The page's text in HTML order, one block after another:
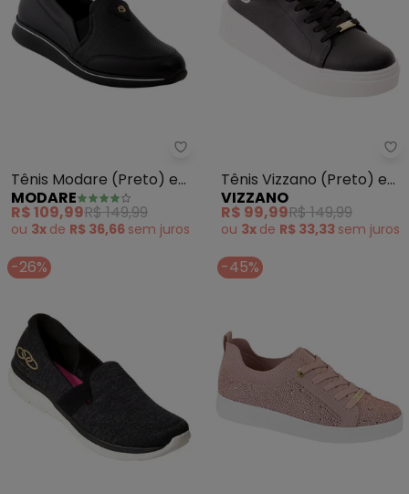
Modare - Tênis Modare
Tênis Modare (Preto) em
Sintético
MODARE
R$ 109,99R$ 149,99
ou 3x de R$ 36,66 sem juros
Tênis Vizzano (Preto) em
Sintético
VIZZANO
R$ 99,99R$ 149,99
ou 3x de R$ 33,33 sem juros
-26% -45%